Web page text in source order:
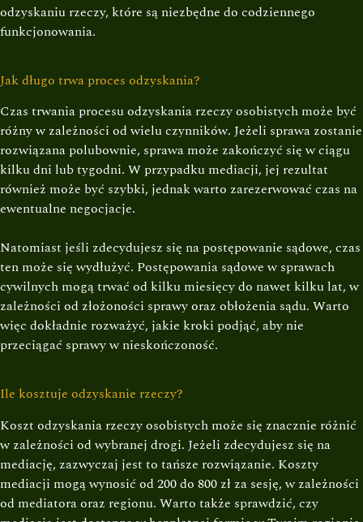
odzyskaniu rzeczy, które są niezbędne do codziennego
funkcjonowania.
Jak długo trwa proces odzyskania?
Czas trwania procesu odzyskania rzeczy osobistych może być
różny w zależności od wielu czynników. Jeżeli sprawa zostanie
rozwiązana polubownie, sprawa może zakończyć się w ciągu
kilku dni lub tygodni. W przypadku mediacji, jej rezultat
również może być szybki, jednak warto zarezerwować czas na
ewentualne negocjacje.
Natomiast jeśli zdecydujesz się na postępowanie sądowe, czas
ten może się wydłużyć. Postępowania sądowe w sprawach
cywilnych mogą trwać od kilku miesięcy do nawet kilku lat, w
zależności od złożoności sprawy oraz obłożenia sądu. Warto
więc dokładnie rozważyć, jakie kroki podjąć, aby nie
przeciągać sprawy w nieskończoność.
Ile kosztuje odzyskanie rzeczy?
Koszt odzyskania rzeczy osobistych może się znacznie różnić
w zależności od wybranej drogi. Jeżeli zdecydujesz się na
mediację, zazwyczaj jest to tańsze rozwiązanie. Koszty
mediacji mogą wynosić od 200 do 800 zł za sesję, w zależności
od mediatora oraz regionu. Warto także sprawdzić, czy